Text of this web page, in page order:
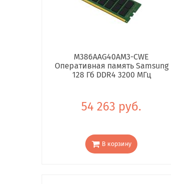
M386AAG40AM3-CWE
Оперативная память Samsung
128 Гб DDR4 3200 МГц
54 263 руб.
В корзину